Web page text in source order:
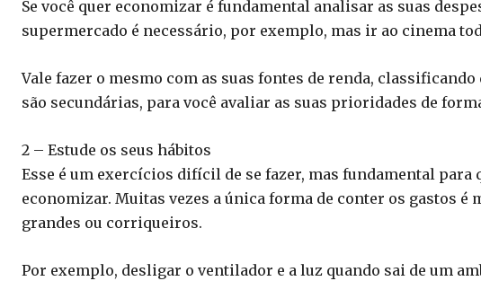
Se você quer economizar é fundamental analisar as suas
supermercado é necessário, por exemplo, mas ir ao cinema
Vale fazer o mesmo com as suas fontes de renda,
são secundárias, para você avaliar as suas prioridades de
2 – Estude os seus hábitos
Esse é um exercícios difícil de se fazer, mas fundamental para
economizar. Muitas vezes a única forma de conter os gastos é
grandes ou corriqueiros.
Por exemplo, desligar o ventilador e a luz quando sai de um